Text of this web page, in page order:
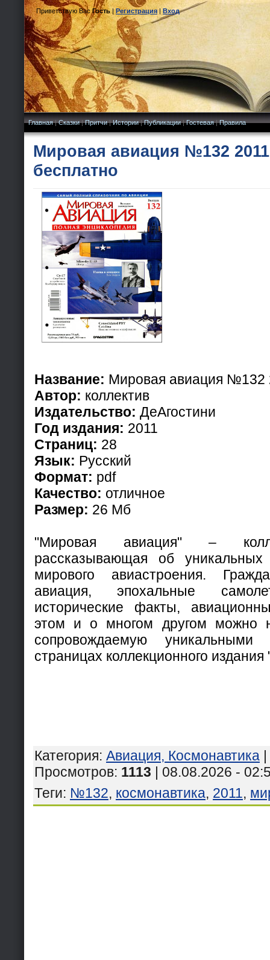
Приветствую Вас Гость|Регистрация|Вход
Главная|Сказки|Притчи|Истории|Публикации|Гостевая|Правила
Мировая авиация №132 2011
бесплатно
Название: Мировая авиация №132
Автор: коллектив
Издательство: ДеАгостини
Год издания: 2011
Страниц: 28
Язык: Русский
Формат: pdf
Качество: отличное
Размер: 26 Мб
"Мировая авиация" –
рассказывающая об
мирового авиастроения.
авиация, эпохальные
исторические факты,
этом и о многом другом можно
сопровождаемую
страницах коллекционного
Категория: Авиация, Космонавтика |
Просмотров: 1113 | 08.08.2026 -
Теги: №132, космонавтика, 2011,